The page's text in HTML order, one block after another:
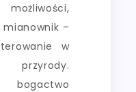
mianownik –
w
bogactwo